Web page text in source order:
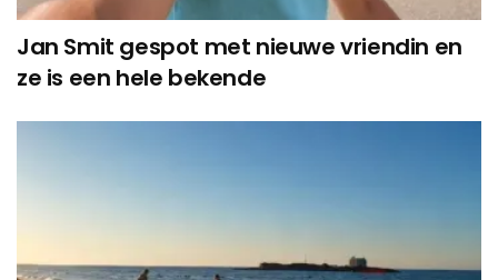
Jan Smit gespot met nieuwe vriendin en
ze is een hele bekende